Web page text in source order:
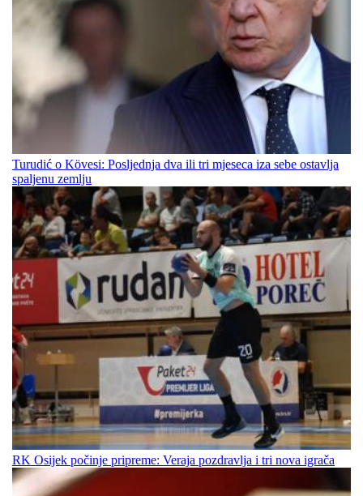
Turudić o Kövesi: Posljednja dva ili tri mjeseca iza sebe ostavlja
spaljenu zemlju
RK Osijek počinje pripreme: Veraja pozdravlja i tri nova igrača